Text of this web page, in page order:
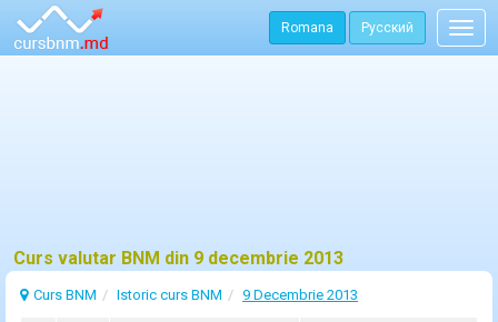
Romana Русский
Curs valutar BNM din 9 decembrie 2013
Curs BNM Istoric curs BNM 9 Decembrie 2013